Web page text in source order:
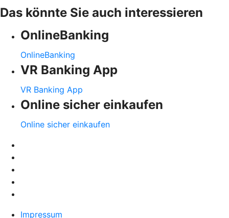
Das könnte Sie auch interessieren
OnlineBanking
OnlineBanking
VR Banking App
VR Banking App
Online sicher einkaufen
Online sicher einkaufen
Impressum